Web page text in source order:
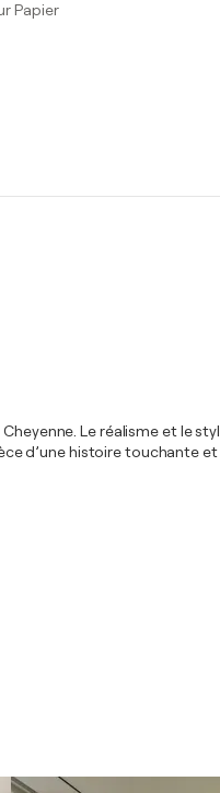
Papier
Le réalisme et le
d’une histoire touchante et